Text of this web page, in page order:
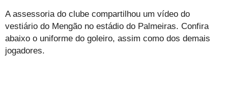
A assessoria do clube compartilhou um vídeo do
vestiário do Mengão no estádio do Palmeiras. Confira
abaixo o uniforme do goleiro, assim como dos demais
jogadores.